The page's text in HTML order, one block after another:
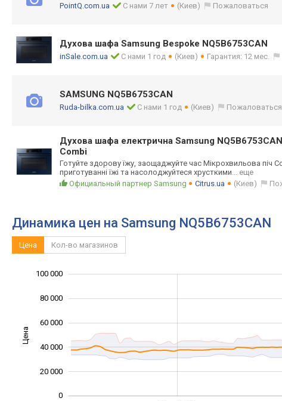
PointQ.com.ua С нами 7 лет (Киев) Пожаловаться
Духова шафа Samsung Bespoke NQ5B6753CAN
inSale.com.ua С нами 1 год (Киев) Гарантия: 12 мес.
SAMSUNG NQ5B6753CAN
Ruda-bilka.com.ua С нами 1 год (Киев) Пожаловаться
Духова шафа електрична Samsung
Combi
Готуйте здорову їжу, заощаджуйте час Мікрохвильова піч
приготуванні їжі та насолоджуйтеся хрусткими... еще
Официальный партнер Samsung
Citrus.ua (Киев)
Динамика цен на Samsung NQ5B6753CAN
Цена Кол-во магазинов
Цена
0
20 000
40 000
60 000
80 000
100 000